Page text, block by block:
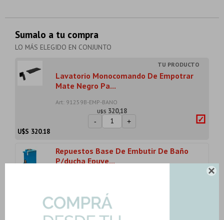

Sumalo a tu compra
LO MÁS ELEGIDO EN CONJUNTO
Lavatorio Monocomando De Empotrar
Mate Negro Pa...
Art: 91259B-EMP-BANO
U$S 320,18
- +
U$S 320.18
Repuestos Base De Embutir De Baño
P/ducha Epuye...
-
71.94